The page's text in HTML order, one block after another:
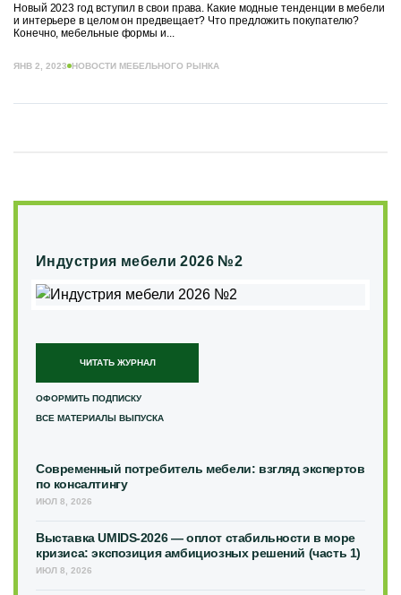
Новый 2023 год вступил в свои права. Какие модные тенденции в мебели
и интерьере в целом он предвещает? Что предложить покупателю?
Конечно, мебельные формы и...
ЯНВ 2, 2023 НОВОСТИ МЕБЕЛЬНОГО РЫНКА
Индустрия мебели 2026 №2
ЧИТАТЬ ЖУРНАЛ
ОФОРМИТЬ ПОДПИСКУ
ВСЕ МАТЕРИАЛЫ ВЫПУСКА
Современный потребитель мебели: взгляд экспертов
по консалтингу
ИЮЛ 8, 2026
Выставка UMIDS-2026 — оплот стабильности в море
кризиса: экспозиция амбициозных решений (часть 1)
ИЮЛ 8, 2026